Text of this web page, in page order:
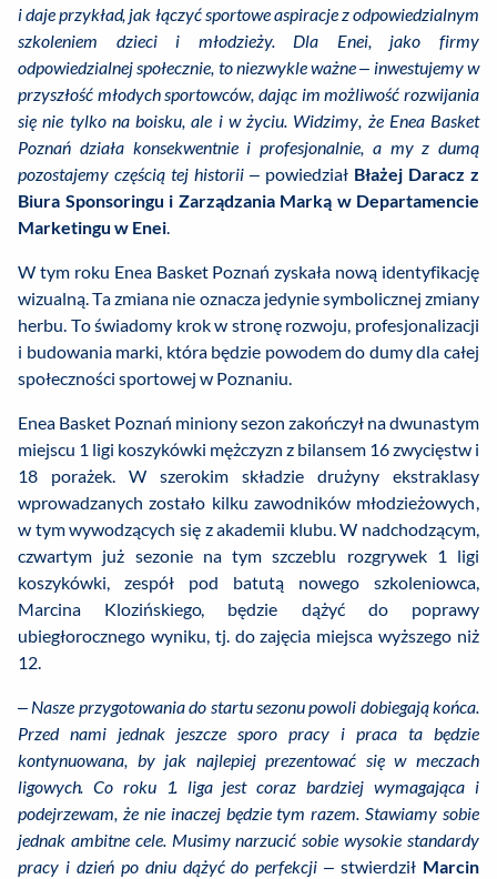
i daje przykład, jak łączyć sportowe aspiracje z odpowiedzialnym
szkoleniem dzieci i młodzieży. Dla Enei, jako firmy
odpowiedzialnej społecznie, to niezwykle ważne – inwestujemy w
przyszłość młodych sportowców, dając im możliwość rozwijania
się nie tylko na boisku, ale i w życiu. Widzimy, że Enea Basket
Poznań działa konsekwentnie i profesjonalnie, a my z dumą
pozostajemy częścią tej historii – powiedział Błażej Daracz z
Biura Sponsoringu i Zarządzania Marką w Departamencie
Marketingu w Enei.
W tym roku Enea Basket Poznań zyskała nową identyfikację
wizualną. Ta zmiana nie oznacza jedynie symbolicznej zmiany
herbu. To świadomy krok w stronę rozwoju, profesjonalizacji
i budowania marki, która będzie powodem do dumy dla całej
społeczności sportowej w Poznaniu.
Enea Basket Poznań miniony sezon zakończył na dwunastym
miejscu 1 ligi koszykówki mężczyzn z bilansem 16 zwycięstw i
18 porażek. W szerokim składzie drużyny ekstraklasy
wprowadzanych zostało kilku zawodników młodzieżowych,
w tym wywodzących się z akademii klubu. W nadchodzącym,
czwartym już sezonie na tym szczeblu rozgrywek 1 ligi
koszykówki, zespół pod batutą nowego szkoleniowca,
Marcina Klozińskiego, będzie dążyć do poprawy
ubiegłorocznego wyniku, tj. do zajęcia miejsca wyższego niż
12.
– Nasze przygotowania do startu sezonu powoli dobiegają końca.
Przed nami jednak jeszcze sporo pracy i praca ta będzie
kontynuowana, by jak najlepiej prezentować się w meczach
ligowych. Co roku 1. liga jest coraz bardziej wymagająca i
podejrzewam, że nie inaczej będzie tym razem. Stawiamy sobie
jednak ambitne cele. Musimy narzucić sobie wysokie standardy
pracy i dzień po dniu dążyć do perfekcji– stwierdził Marcin